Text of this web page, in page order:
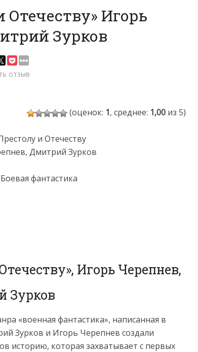
Игорь
Зурков
отзыв
(оценок: 1, среднее: 1,00 из 5)
и Отечеству
Дмитрий Зурков
фантастика
Игорь Черепнев,
Зурков
«военная фантастика», написанная в
Зурков и Игорь Черепнев создали
историю, которая захватывает с первых